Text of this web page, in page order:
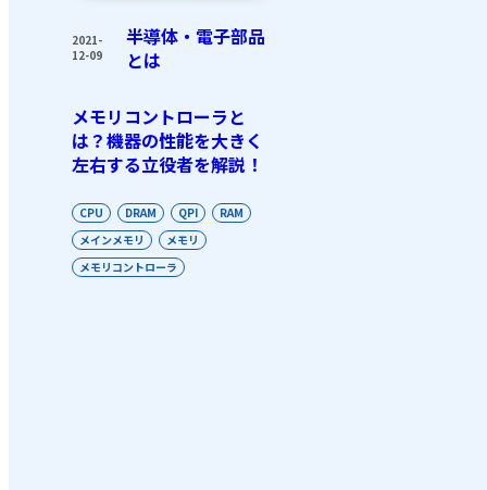
2021-
12-09
半導体・電子部品
とは
メモリコントローラと
は？機器の性能を大きく
左右する立役者を解説！
CPU DRAM QPI
RAM
メインメモリ
メモリ
メモリコントローラ